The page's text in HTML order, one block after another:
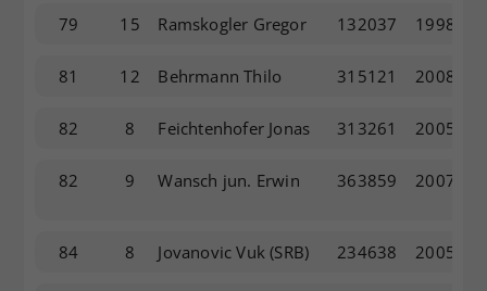
79 15 Ramskogler Gregor 132037 1998
81 12 Behrmann Thilo 315121 2008
82 8 Feichtenhofer Jonas 313261 2005
82 9 Wansch jun. Erwin 363859 2007
84 8 Jovanovic Vuk(SRB) 234638 2005